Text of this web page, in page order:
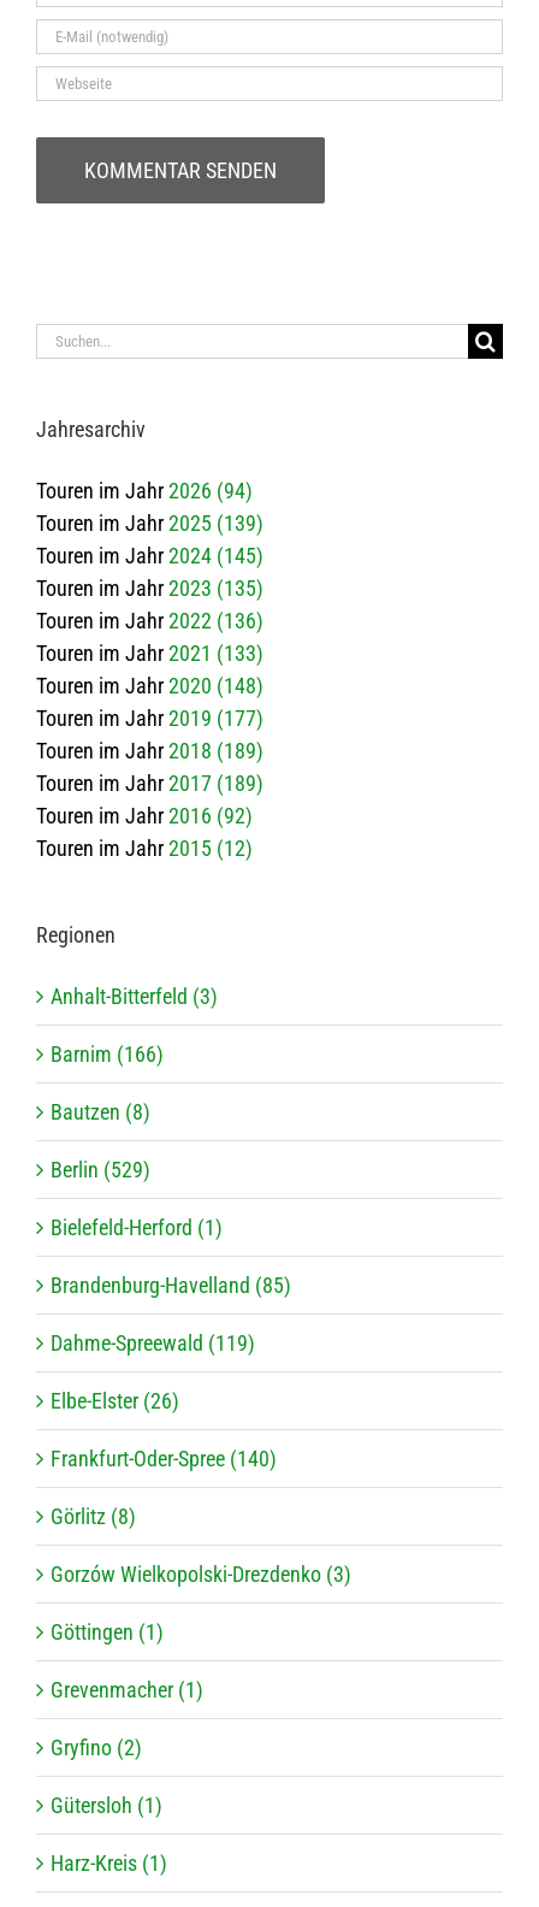
Suche
Jah­res­ar­chiv
Touren im Jahr2026 (94)
Touren im Jahr2025 (139)
Touren im Jahr2024 (145)
Touren im Jahr2023 (135)
Touren im Jahr2022 (136)
Touren im Jahr2021 (133)
Touren im Jahr2020 (148)
Touren im Jahr2019 (177)
Touren im Jahr2018 (189)
Touren im Jahr2017 (189)
Touren im Jahr2016 (92)
Touren im Jahr2015 (12)
Regio­nen
Anhalt-Bitterfeld (3)
Barnim (166)
Bautzen (8)
Berlin (529)
Bielefeld-Herford (1)
Brandenburg-Havelland (85)
Dahme-Spreewald (119)
Elbe-Elster (26)
Frankfurt-Oder-Spree (140)
Görlitz (8)
Gorzów Wielkopolski-Drezdenko (3)
Göttingen (1)
Grevenmacher (1)
Gryfino (2)
Gütersloh (1)
Harz-Kreis (1)